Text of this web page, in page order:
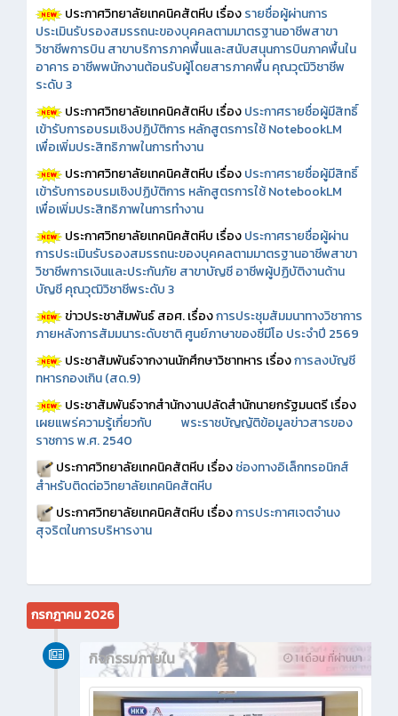
ประกาศวิทยาลัยเทคนิคสัตหีบ เรื่องรายชื่อผู้ผ่านการ
ประเมินรับรองสมรรถนะของบุคคลตามมาตรฐานอาชีพสาขา
วิชาชีพการบิน สาขาบริการภาคพื้นและสนับสนุนการบินภาคพื้นใน
อาคาร อาชีพพนักงานต้อนรับผู้โดยสารภาคพื้น คุณวุฒิวิชาชีพ
ระดับ 3
ประกาศวิทยาลัยเทคนิคสัตหีบ เรื่องประกาศรายชื่อผู้มีสิทธิ์
เข้ารับการอบรมเชิงปฏิบัติการ หลักสูตรการใช้ NotebookLM
เพื่อเพิ่มประสิทธิภาพในการทำงาน
ประกาศวิทยาลัยเทคนิคสัตหีบ เรื่องประกาศรายชื่อผู้มีสิทธิ์
เข้ารับการอบรมเชิงปฏิบัติการ หลักสูตรการใช้ NotebookLM
เพื่อเพิ่มประสิทธิภาพในการทำงาน
ประกาศวิทยาลัยเทคนิคสัตหีบ เรื่องประกาศรายชื่อผู้ผ่าน
การประเมินรับรองสมรรถนะของบุคคลตามมาตรฐานอาชีพสาขา
วิชาชีพการเงินและประกันภัย สาขาบัญชี อาชีพผู้ปฏิบัติงานด้าน
บัญชี คุณวุฒิวิชาชีพระดับ 3
ข่าวประชาสัมพันธ์ สอศ.เรื่องการประชุมสัมมนาทางวิชาการ
ภายหลังการสัมมนาระดับชาติ ศูนย์ภาษาของซีมีโอ ประจำปี 2569
ประชาสัมพันธ์จากงานนักศึกษาวิชาทหาร เรื่องการลงบัญชี
ทหารกองเกิน (สด.9)
ประชาสัมพันธ์จากสำนักงานปลัดสำนักนายกรัฐมนตรี เรื่อง
เผยแพร่ความรู้เกี่ยวกับ พระราชบัญญัติข้อมูลข่าวสารของ
ราชการ พ.ศ. 2540
ประกาศวิทยาลัยเทคนิคสัตหีบ เรื่องช่องทางอิเล็กทรอนิกส์
สำหรับติดต่อวิทยาลัยเทคนิคสัตหีบ
ประกาศวิทยาลัยเทคนิคสัตหีบ เรื่องการประกาศเจตจำนง
สุจริตในการบริหารงาน
กรกฎาคม 2026
1 เดือน ที่ผ่านมา
กิจกรรมภายใน